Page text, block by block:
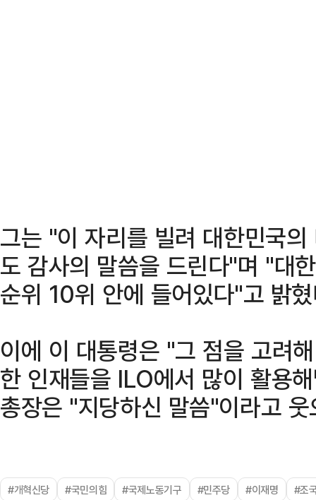
그는 "이 자리를 빌려 대한민국
도 감사의 말씀을 드린다"며 "대
순위 10위 안에 들어있다"고 밝
이에 이 대통령은 "그 점을 고려
한 인재들을 ILO에서 많이 활용
총장은 "지당하신 말씀"이라고
#개혁신당 #국민의힘 #국제노동기구 #민주당 #이재명 #조